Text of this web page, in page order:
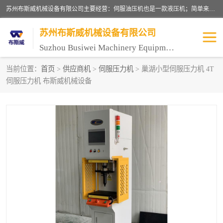
苏州布斯威机械设备有限公司主要经营：伺服油压机也是一款液压机；简单来说，传统的油压机，选用的是普通电机，普通电机容易发热，容易烧坏。伺服油压机采用先进的伺服电机，一般选用汇川 、日本大金、台达等品牌。伺服电机配套伺服泵还有伺服驱动器等部件，这样机器的电机过热，能耗的控制、机器工作的噪音都得到了完美的解决。
苏州布斯威机械设备有限公司
Suzhou Busiwei Machinery Equipment Co., Ltd.
当前位置： 首页 > 供应商机 > 伺服压力机 > 巢湖小型伺服压力机 4T
伺服压力机 布斯威机械设备
单柱油压机-C型油压机
数控油压机-伺服油压机 伺服压力机-电子压力机
精密伺服压力机